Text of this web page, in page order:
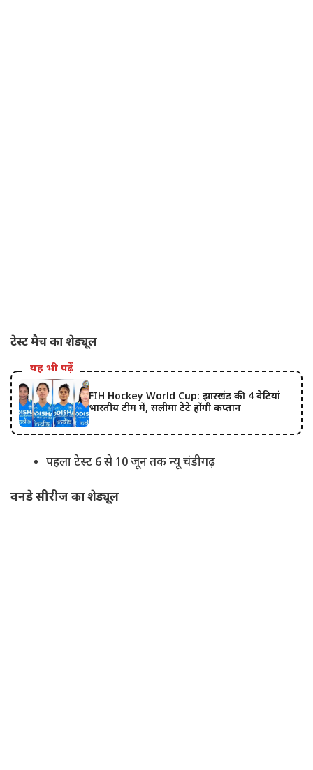
टेस्ट मैच का शेड्यूल
यह भी पढ़ें
FIH Hockey World Cup: झारखंड की 4 बेटियां
भारतीय टीम में, सलीमा टेटे होंगी कप्तान
पहला टेस्ट 6 से 10 जून तक न्यू चंडीगढ़
वनडे सीरीज का शेड्यूल